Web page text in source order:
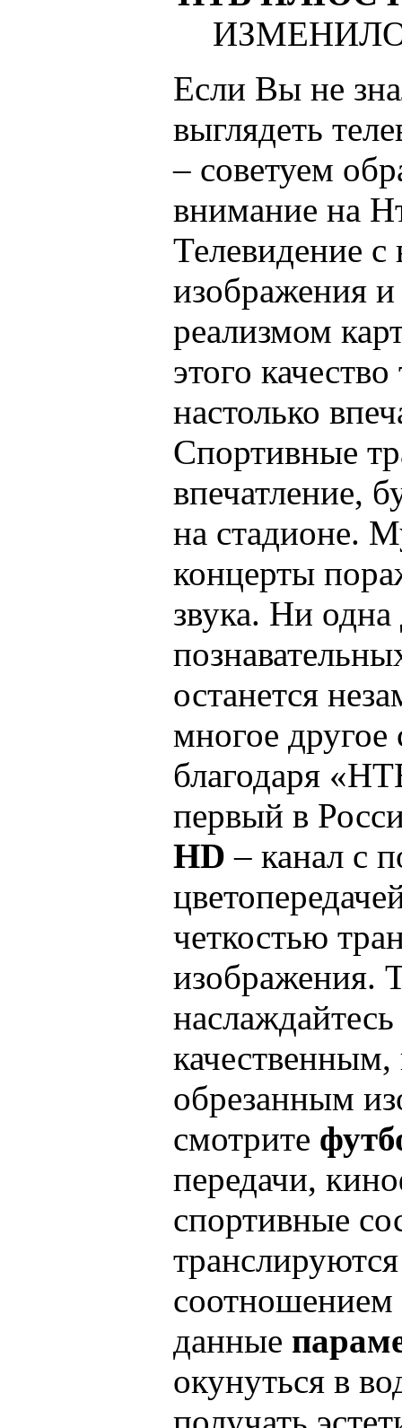
Если Вы не
выглядеть
– советуем
внимание на
Телевидение
изображения
реализмом
этого
настолько
Спортивные
впечатление,
на стадионе.
концерты
звука. Ни одна
останется
многое другое
благодаря
первый в
HD – канал с
четкостью
изображения.
наслаждайтесь
обрезанным
смотрите
передачи,
спортивные
соотношением
данные
окунуться в